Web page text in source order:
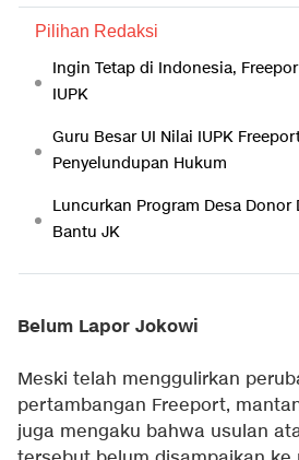
Pilihan Redaksi
Ingin Tetap di Indonesia,
IUPK
Guru Besar UI Nilai IUPK
Penyelundupan Hukum
Luncurkan Program Desa Donor
Bantu JK
Belum Lapor Jokowi
Meski telah menggulirkan
pertambangan Freeport,
juga mengaku bahwa usulan